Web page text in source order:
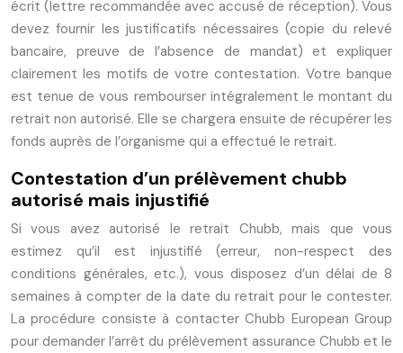
écrit (lettre recommandée avec accusé de réception). Vous
devez fournir les justificatifs nécessaires (copie du relevé
bancaire, preuve de l’absence de mandat) et expliquer
clairement les motifs de votre contestation. Votre banque
est tenue de vous rembourser intégralement le montant du
retrait non autorisé. Elle se chargera ensuite de récupérer les
fonds auprès de l’organisme qui a effectué le retrait.
Contestation d’un prélèvement chubb
autorisé mais injustifié
Si vous avez autorisé le retrait Chubb, mais que vous
estimez qu’il est injustifié (erreur, non-respect des
conditions générales, etc.), vous disposez d’un délai de 8
semaines à compter de la date du retrait pour le contester.
La procédure consiste à contacter Chubb European Group
pour demander l’arrêt du prélèvement assurance Chubb et le